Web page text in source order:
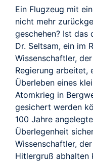
Ein Flugzeug mit
nicht mehr
geschehen? Ist das
Dr. Seltsam, ein im
Wissenschaftler,
Regierung arbeitet,
Überleben eines
Atomkrieg in
gesichert werden
100 Jahre
Überlegenheit
Wissenschaftler,
Hitlergruß abhalten